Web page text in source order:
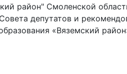
район" Смоленской
депутатов и
«Вяземский